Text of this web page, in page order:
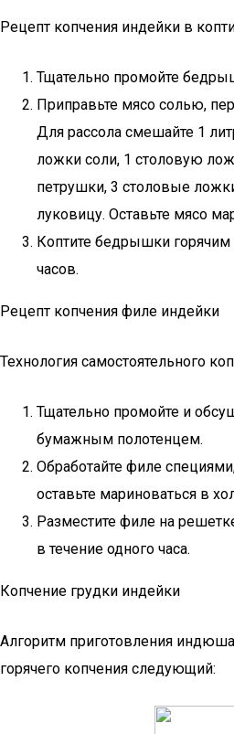
Рецепт копчения индейки в
Тщательно промойте
Приправьте мясо солью,
Для рассола смешайте 1
ложки соли, 1 столовую
петрушки, 3 столовые
луковицу. Оставьте мясо
Коптите бедрышки горячим
часов.
Рецепт копчения филе индейки
Технология самостоятельного
Тщательно промойте и
бумажным полотенцем.
Обработайте филе
оставьте мариноваться в
Разместите филе на
в течение одного часа.
Копчение грудки индейки
Алгоритм приготовления
горячего копчения следующий: